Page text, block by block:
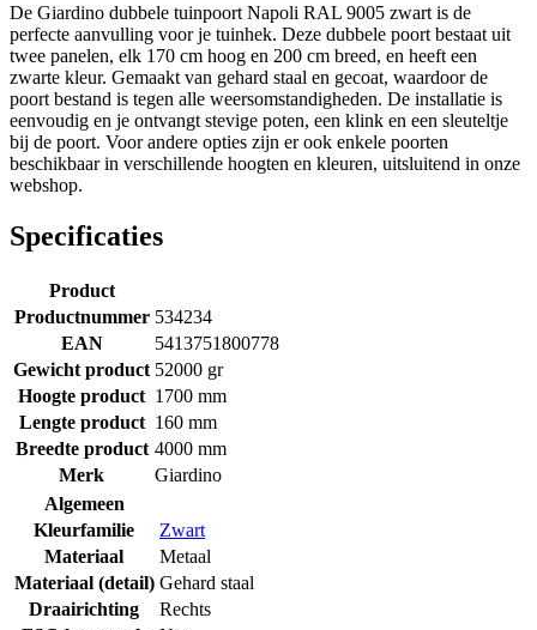
De Giardino dubbele tuinpoort Napoli RAL 9005 zwart is de
perfecte aanvulling voor je tuinhek. Deze dubbele poort bestaat uit
twee panelen, elk 170 cm hoog en 200 cm breed, en heeft een
zwarte kleur. Gemaakt van gehard staal en gecoat, waardoor de
poort bestand is tegen alle weersomstandigheden. De installatie is
eenvoudig en je ontvangt stevige poten, een klink en een sleuteltje
bij de poort. Voor andere opties zijn er ook enkele poorten
beschikbaar in verschillende hoogten en kleuren, uitsluitend in onze
webshop.
Specificaties
Product
Productnummer 534234
EAN
5413751800778
Gewicht product 52000 gr
Hoogte product 1700 mm
Lengte product 160 mm
Breedte product 4000 mm
Merk
Giardino
Algemeen
Kleurfamilie
Zwart
Materiaal
Metaal
Materiaal (detail) Gehard staal
Draairichting
Rechts